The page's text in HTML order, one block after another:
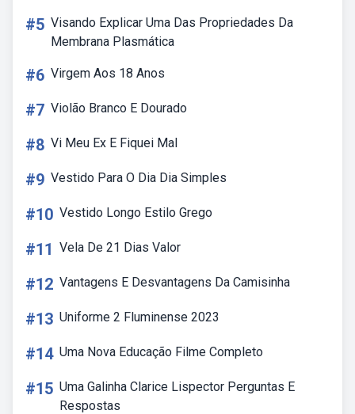
#5 Visando Explicar Uma Das Propriedades Da
Membrana Plasmática
#6 Virgem Aos 18 Anos
#7 Violão Branco E Dourado
#8 Vi Meu Ex E Fiquei Mal
#9 Vestido Para O Dia Dia Simples
#10 Vestido Longo Estilo Grego
#11 Vela De 21 Dias Valor
#12 Vantagens E Desvantagens Da Camisinha
#13 Uniforme 2 Fluminense 2023
#14 Uma Nova Educação Filme Completo
#15 Uma Galinha Clarice Lispector Perguntas E
Respostas